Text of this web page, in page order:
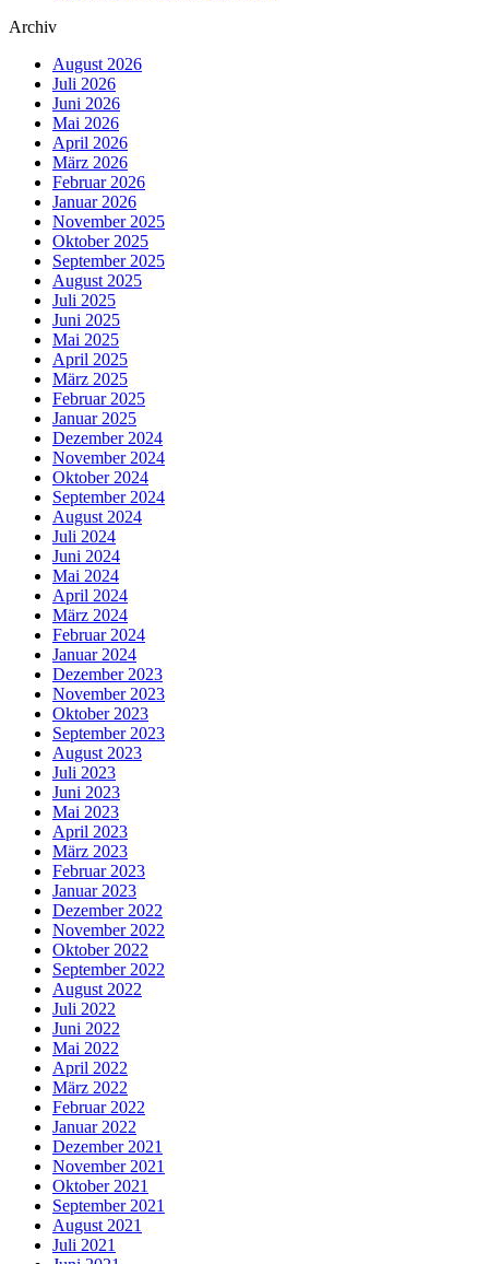
Archiv
August 2026
Juli 2026
Juni 2026
Mai 2026
April 2026
März 2026
Februar 2026
Januar 2026
November 2025
Oktober 2025
September 2025
August 2025
Juli 2025
Juni 2025
Mai 2025
April 2025
März 2025
Februar 2025
Januar 2025
Dezember 2024
November 2024
Oktober 2024
September 2024
August 2024
Juli 2024
Juni 2024
Mai 2024
April 2024
März 2024
Februar 2024
Januar 2024
Dezember 2023
November 2023
Oktober 2023
September 2023
August 2023
Juli 2023
Juni 2023
Mai 2023
April 2023
März 2023
Februar 2023
Januar 2023
Dezember 2022
November 2022
Oktober 2022
September 2022
August 2022
Juli 2022
Juni 2022
Mai 2022
April 2022
März 2022
Februar 2022
Januar 2022
Dezember 2021
November 2021
Oktober 2021
September 2021
August 2021
Juli 2021